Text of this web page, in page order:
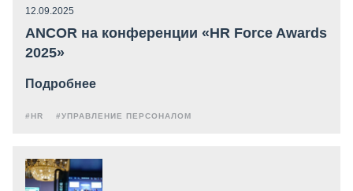
12.09.2025
ANCOR на конференции «HR Force Awards
2025»
Подробнее
#HR #УПРАВЛЕНИЕ ПЕРСОНАЛОМ